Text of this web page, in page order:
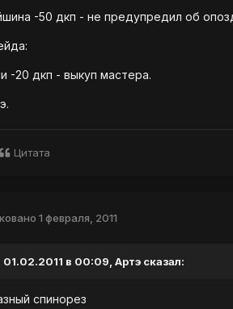
-50 дкп - не предупредил об
-20 дкп - выкуп мастера.
Цитата
1 февраля, 2011
01.02.2011 в 00:09, Артэ сказал:
спинорез